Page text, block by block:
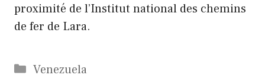
proximité de l’Institut national des chemins
de fer de Lara.
Catégories
Venezuela